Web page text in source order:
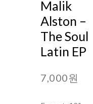
Malik
Alston –
The Soul
Latin EP
7,000원